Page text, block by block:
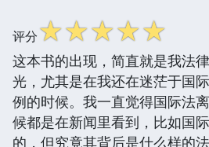
评分☆☆☆☆☆
这本书的出现，简直就是我法
光，尤其是在我还在迷茫于国
例的时候。我一直觉得国际法
候都是在新闻里看到，比如国
的，但究竟其背后是什么样的